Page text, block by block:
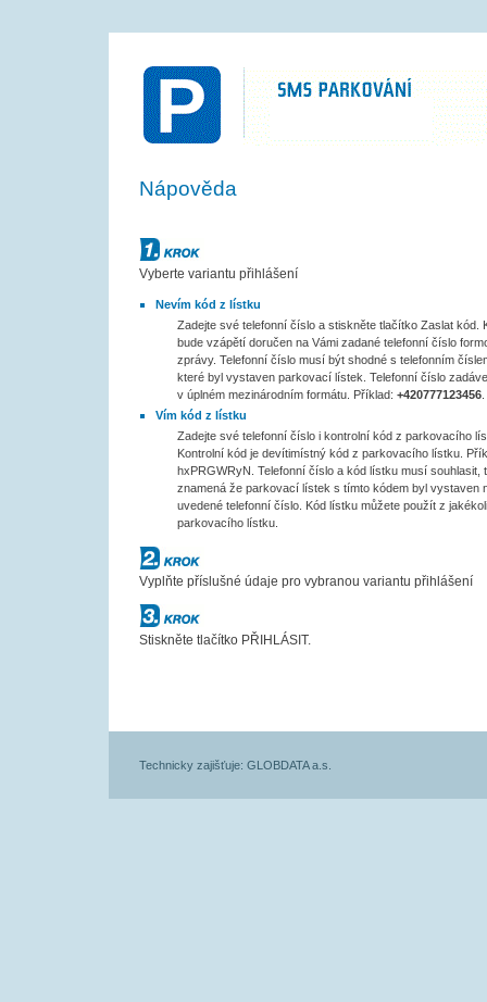
SMS PARKOVÁNÍ
Nápověda
Krok č.1
Vyberte variantu přihlášení
Nevím kód z lístku
Zadejte své telefonní číslo a stiskněte tlačítko Zaslat kód.
bude vzápětí doručen na Vámi zadané telefonní číslo
zprávy. Telefonní číslo musí být shodné s telefonním
které byl vystaven parkovací lístek. Telefonní číslo
v úplném mezinárodním formátu. Příklad: +420777123456
Vím kód z lístku
Zadejte své telefonní číslo i kontrolní kód z parkovacího
Kontrolní kód je devítimístný kód z parkovacího lístku.
hxPRGWRyN. Telefonní číslo a kód lístku musí souhlasit,
znamená že parkovací lístek s tímto kódem byl vystaven
uvedené telefonní číslo. Kód lístku můžete použít z
parkovacího lístku.
Krok č.2
Vyplňte příslušné údaje pro vybranou variantu přihlášení
Krok č.3
Stiskněte tlačítko PŘIHLÁSIT.
Technicky zajišťuje: GLOBDATA a.s.